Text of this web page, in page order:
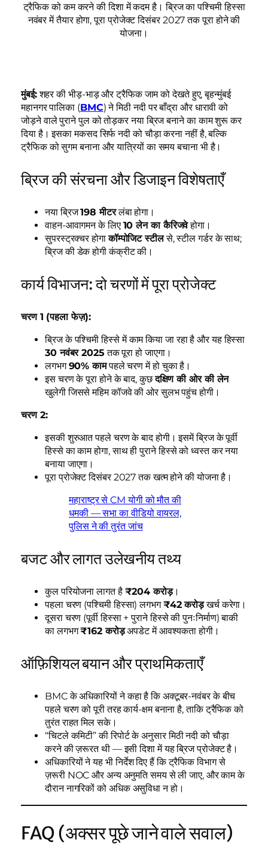
ट्रैफिक को कम करने की दिशा में कदम है। ब्रिज का पश्चिमी हिस्सा
नवंबर में तैयार होगा, पूरा प्रोजेक्ट दिसंबर 2027 तक पूरा होने की
योजना।
मुंबई:शहर की भीड़-भाड़ और ट्रैफिक जाम को देखते हुए, बृहन्मुंबई
महानगर पालिका (BMC) ने मिठी नदी पर बाँद्रा और धारावी को
जोड़ने वाले पुराने पुल को तोड़कर नया ब्रिज बनाने का काम शुरू कर
दिया है। इसका मकसद सिर्फ नदी को चौड़ा करना नहीं है, बल्कि
ट्रैफिक को सुगम बनाना और यात्रियों का समय बचाना भी है।
ब्रिज की संरचना और डिजाइन विशेषताएँ
नया ब्रिज198 मीटरलंबा होगा।
वाहन-आवागमन के लिए 10 लेन का कैरिजवेहोगा।
सुपरस्ट्रक्चर होगाकॉम्पोजिट स्टीलसे, स्टील गर्डर के साथ;
ब्रिज की डेक होगी कंक्रीट की।
कार्य विभाजन: दो चरणों में पूरा प्रोजेक्ट
चरण 1 (पहला फेज़):
ब्रिज के पश्चिमी हिस्से में काम किया जा रहा है और यह हिस्सा
30 नवंबर 2025 तक पूरा हो जाएगा।
लगभग90% कामपहले चरण में हो चुका है।
इस चरण के पूरा होने के बाद, कुछदक्षिण की ओर की लेन
खुलेगी जिससे महिम कॉजवे की ओर सुलभ पहुंच होगी।
चरण 2:
इसकी शुरुआत पहले चरण के बाद होगी। इसमें ब्रिज के पूर्वी
हिस्से का काम होगा, साथ ही पुराने हिस्से को ध्वस्त कर नया
बनाया जाएगा।
पूरा प्रोजेक्ट दिसंबर 2027 तक खत्म होने की योजना है।
महाराष्ट्र से CM योगी को मौत की
धमकी — सभा का वीडियो वायरल,
पुलिस ने की तुरंत जांच
बजट और लागत उलेखनीय तथ्य
कुल परियोजना लागत है ₹204 करोड़।
पहला चरण (पश्चिमी हिस्सा) लगभग₹42 करोड़खर्च करेगा।
दूसरा चरण (पूर्वी हिस्सा + पुराने हिस्से की पुनःनिर्माण) बाकी
का लगभग₹162 करोड़अपडेट में आवश्यकता होगी।
ऑफ़िशियल बयान और प्राथमिकताएँ
BMC के अधिकारियों ने कहा है कि अक्टूबर-नवंबर के बीच
पहले चरण को पूरी तरह कार्य-क्षम बनाना है, ताकि ट्रैफिक को
तुरंत राहत मिल सके।
“चिटले कमिटी” की रिपोर्ट के अनुसार मिठी नदी को चौड़ा
करने की ज़रूरत थी — इसी दिशा में यह ब्रिज प्रोजेक्ट है।
अधिकारियों ने यह भी निर्देश दिए हैं कि ट्रैफिक विभाग से
ज़रूरी NOC और अन्य अनुमति समय से ली जाए, और काम के
दौरान नागरिकों को अधिक असुविधा न हो।
FAQ (अक्सर पूछे जाने वाले सवाल)